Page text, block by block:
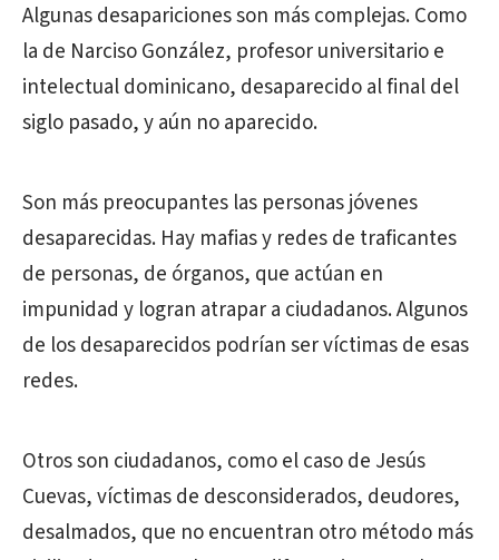
Algunas desapariciones son más complejas. Como
la de Narciso González, profesor universitario e
intelectual dominicano, desaparecido al final del
siglo pasado, y aún no aparecido.
Son más preocupantes las personas jóvenes
desaparecidas. Hay mafias y redes de traficantes
de personas, de órganos, que actúan en
impunidad y logran atrapar a ciudadanos. Algunos
de los desaparecidos podrían ser víctimas de esas
redes.
Otros son ciudadanos, como el caso de Jesús
Cuevas, víctimas de desconsiderados, deudores,
desalmados, que no encuentran otro método más